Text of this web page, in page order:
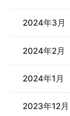
2024年3月
2024年2月
2024年1月
2023年12月